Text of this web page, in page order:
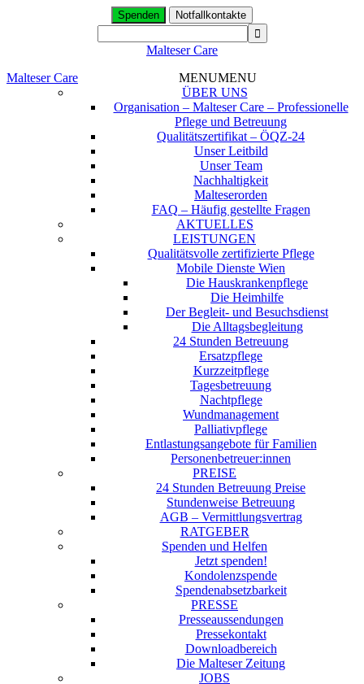
Spenden Notfallkontakte
Malteser Care
Malteser Care
MENUMENU
ÜBER UNS
Organisation – Malteser Care – Professionelle
Pflege und Betreuung
Qualitätszertifikat – ÖQZ-24
Unser Leitbild
Unser Team
Nachhaltigkeit
Malteserorden
FAQ – Häufig gestellte Fragen
AKTUELLES
LEISTUNGEN
Qualitätsvolle zertifizierte Pflege
Mobile Dienste Wien
Die Hauskrankenpflege
Die Heimhilfe
Der Begleit- und Besuchsdienst
Die Alltagsbegleitung
24 Stunden Betreuung
Ersatzpflege
Kurzzeitpflege
Tagesbetreuung
Nachtpflege
Wundmanagement
Palliativpflege
Entlastungsangebote für Familien
Personenbetreuer:innen
PREISE
24 Stunden Betreuung Preise
Stundenweise Betreuung
AGB – Vermittlungsvertrag
RATGEBER
Spenden und Helfen
Jetzt spenden!
Kondolenzspende
Spendenabsetzbarkeit
PRESSE
Presseaussendungen
Pressekontakt
Downloadbereich
Die Malteser Zeitung
JOBS